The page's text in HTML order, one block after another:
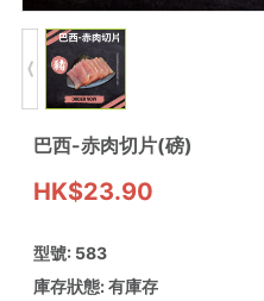
巴西-赤肉切片(磅)
HK$23.90
型號: 583
庫存狀態: 有庫存